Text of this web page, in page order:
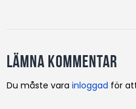
Lämna kommentar
Du måste varainloggad för